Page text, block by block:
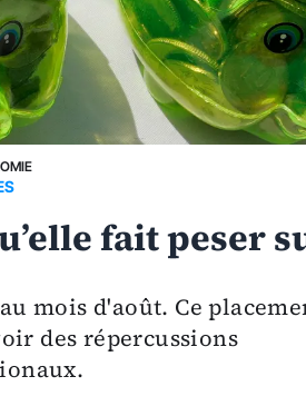
fait peser
mois d'août. Ce
des répercussions